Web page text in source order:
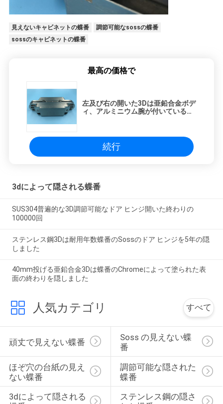
見えないキャビネットの蝶番
調節可能なsossの蝶番
sossのキャビネットの蝶番
最高の価格で
左及び右の開いた3Dは亜鉛合金ボデ
ィ、アルミニウム腕が付いている蝶
続行
3dによって隠される蝶番
SUS304普遍的な3D調節可能なドア ヒンジ開いた終わりの
100000回
ステンレス鋼3Dは耐用年数蝶番のSossのドア ヒンジを5年の隠
しました
40mm投げる亜鉛合金3Dは蝶番のChromeによって塗られた表
面の終わりを隠しました
人気カテゴリ すべて
頑丈で見えない蝶番
Soss の見えない蝶
番
ほぞ穴の台紙の見え
ない蝶番
調節可能な隠された
蝶番
3dによって隠される
ステンレス鋼の隠さ